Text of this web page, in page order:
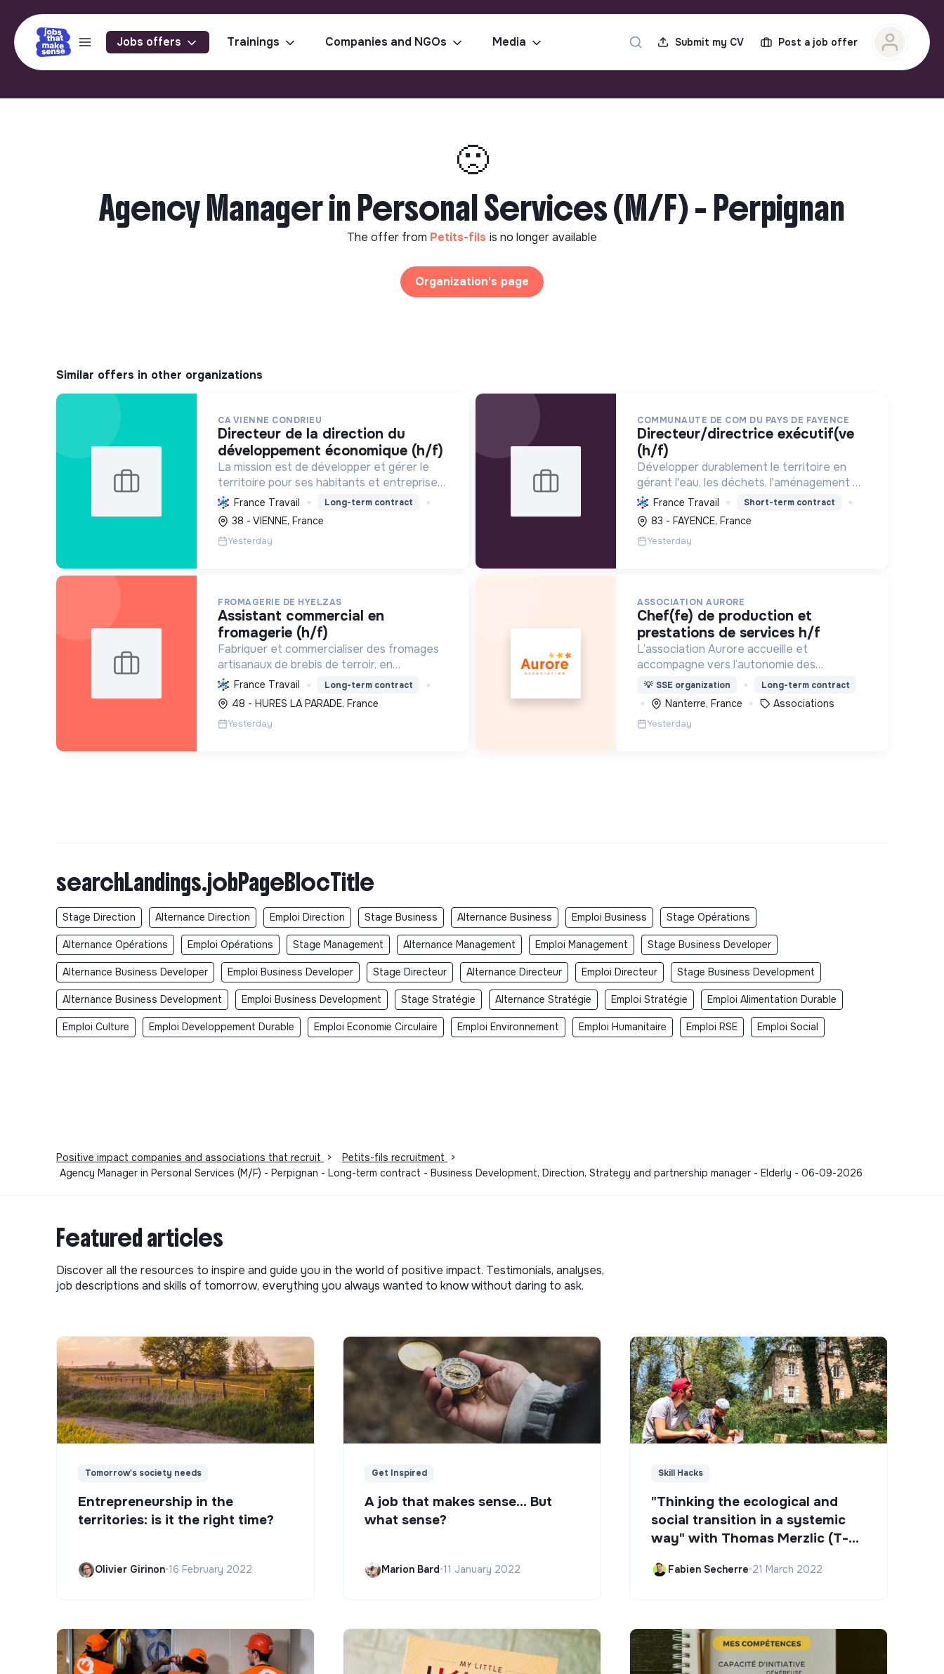
Jobs offers Trainings Companies and NGOs Media Submit my CV Post a job offer
🙁
Agency Manager in Personal Services (M/F) - Perpignan
The offer from Petits-fils is no longer available
Organization's page
Similar offers in other organizations
CA VIENNE CONDRIEU
directeur de la direction du
développement économique (h/f)
La mission est de développer et gérer le
territoire pour ses habitants et entreprises,
en intégrant le développement
économique, l'environnement et l'action
sociale, avec un fort engagement pour la
tr...
France Travail Long-term contract
38 - VIENNE, France
Yesterday
COMMUNAUTE DE COM DU PAYS DE FAYENCE
directeur/directrice exécutif(ve
(h/f)
Développer durablement le territoire en
gérant l'eau, les déchets, l'aménagement et
les services à la population, tout en
protégeant l'environnement et promouvant
la transition écologique et sociale.
France Travail Short-term contract
83 - FAYENCE, France
Yesterday
FROMAGERIE DE HYELZAS
assistant commercial en
fromagerie (h/f)
Fabriquer et commercialiser des fromages
artisanaux de brebis de terroir, en
soutenant l'agriculture locale et biologique,
et en promouvant un modèle économique
et social équitable.
France Travail Long-term contract
48 - HURES LA PARADE, France
Yesterday
ASSOCIATION AURORE
chef(fe) de production et
prestations de services h/f
L’association Aurore accueille et
accompagne vers l’autonomie des
personnes en situation de précarité ou
d’exclusion via l’hébergement, les soins et
l’insertion sociale et professionnelle.
💡 SSE organization Long-term contract
Nanterre, France Associations
Yesterday
searchLandings.jobPageBlocTitle
Stage Direction Alternance Direction Emploi Direction Stage Business Alternance Business Emploi Business Stage Opérations
Alternance Opérations Emploi Opérations Stage Management Alternance Management Emploi Management Stage Business Developer
Alternance Business Developer Emploi Business Developer Stage Directeur Alternance Directeur Emploi Directeur Stage Business Development
Alternance Business Development Emploi Business Development Stage Stratégie Alternance Stratégie Emploi Stratégie Emploi Alimentation Durable
Emploi Culture Emploi Developpement Durable Emploi Economie Circulaire Emploi Environnement Emploi Humanitaire Emploi RSE Emploi Social
Positive impact companies and associations that recruit > Petits-fils recruitment
>
Agency Manager in Personal Services (M/F) - Perpignan - Long-term contract - Business Development, Direction, Strategy and partnership manager - Elderly - 06-09-2026
Featured articles
Discover all the resources to inspire and guide you in the world of positive impact. Testimonials, analyses,
job descriptions and skills of tomorrow, everything you always wanted to know without daring to ask.
Tomorrow's society needs
Entrepreneurship in the
territories: is it the right time?
Olivier Girinon•16 February 2022
Get Inspired
A job that makes sense... But
what sense?
Marion Bard•11 January 2022
Skill Hacks
"Thinking the ecological and
social transition in a systemic
way" with Thomas Merzlic (T-
Fabien Secherre•21 March 2022